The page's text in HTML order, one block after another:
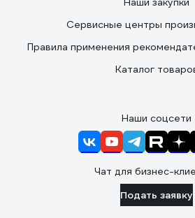
Сервисные центры
Правила применения
Каталог
Наши соцсети
Чат для бизнес-
Подать заявку